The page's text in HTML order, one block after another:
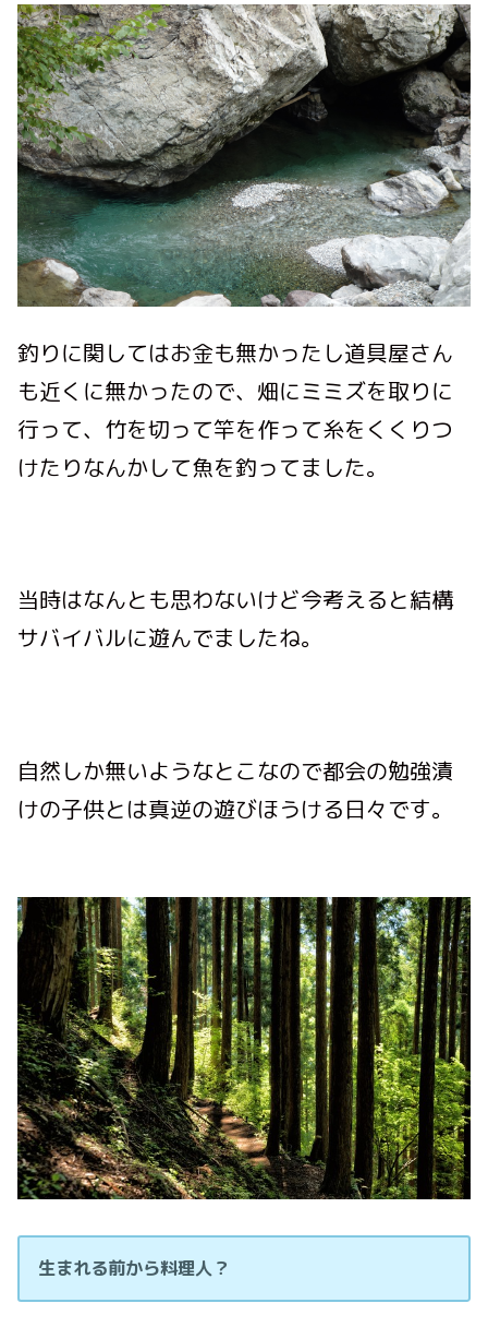
釣りに関してはお金も無かったし道具屋さん
も近くに無かったので、畑にミミズを取りに
行って、竹を切って竿を作って糸をくくりつ
けたりなんかして魚を釣ってました。
当時はなんとも思わないけど今考えると結構
サバイバルに遊んでましたね。
自然しか無いようなとこなので都会の勉強漬
けの子供とは真逆の遊びほうける日々です。
生まれる前から料理人？